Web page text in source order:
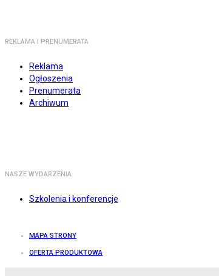
REKLAMA I PRENUMERATA
Reklama
Ogłoszenia
Prenumerata
Archiwum
NASZE WYDARZENIA
Szkolenia i konferencje
MAPA STRONY
OFERTA PRODUKTOWA